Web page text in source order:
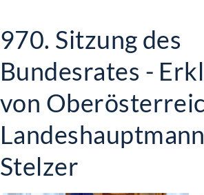
970. Sitzung des
Bundesrates -
von
Stelzer